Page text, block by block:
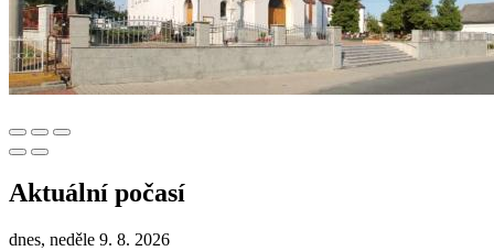
Aktuální počasí
dnes, neděle 9. 8. 2026